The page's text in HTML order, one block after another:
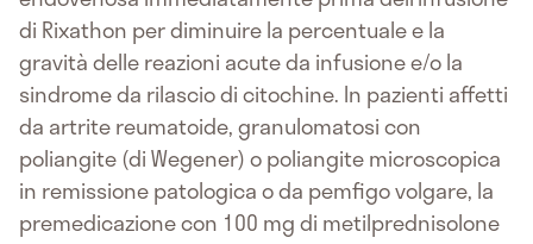
di Rixathon per diminuire la percentuale e la
gravità delle reazioni acute da infusione e/o la
sindrome da rilascio di citochine. In pazienti affetti
da artrite reumatoide, granulomatosi con
poliangite (di Wegener) o poliangite microscopica
in remissione patologica o da pemfigo volgare, la
premedicazione con 100 mg di metilprednisolone